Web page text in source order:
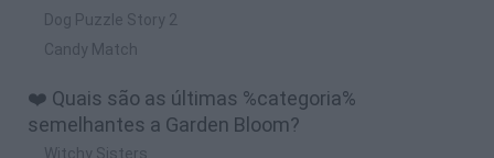
Dog Puzzle Story 2
Candy Match
❤️ Quais são as últimas %categoria%
semelhantes a Garden Bloom?
Witchy Sisters